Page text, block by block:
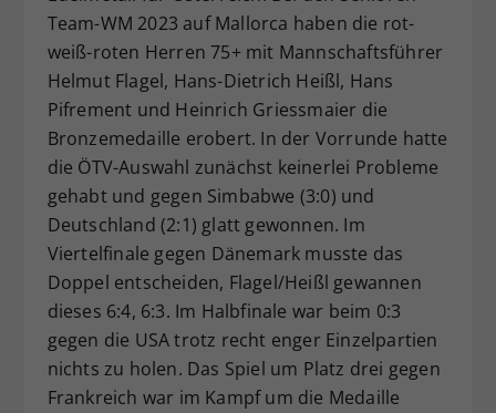
Team-WM 2023 auf Mallorca haben die rot-
weiß-roten Herren 75+ mit Mannschaftsführer
Helmut Flagel, Hans-Dietrich Heißl, Hans
Pifrement und Heinrich Griessmaier die
Bronzemedaille erobert. In der Vorrunde hatte
die ÖTV-Auswahl zunächst keinerlei Probleme
gehabt und gegen Simbabwe (3:0) und
Deutschland (2:1) glatt gewonnen. Im
Viertelfinale gegen Dänemark musste das
Doppel entscheiden, Flagel/Heißl gewannen
dieses 6:4, 6:3. Im Halbfinale war beim 0:3
gegen die USA trotz recht enger Einzelpartien
nichts zu holen. Das Spiel um Platz drei gegen
Frankreich war im Kampf um die Medaille
Zweck
Dieser Wert speichert Ihre Consent-
Einstellungen. Unter anderem eine
zufällig generierte ID, für die
historische Speicherung Ihrer
Webseiten-Betreiber dies eingestellt
hat.